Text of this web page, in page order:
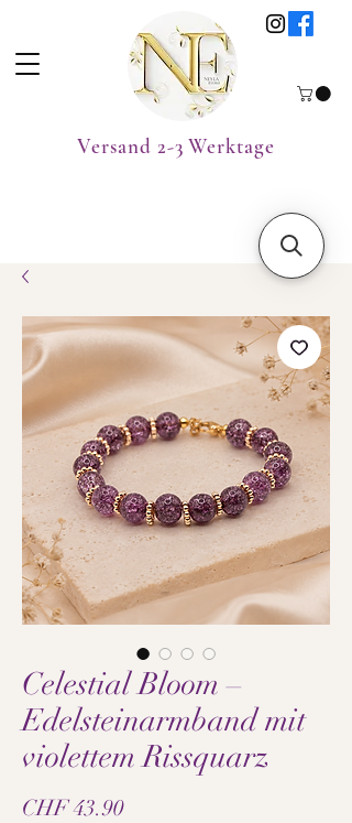
Versand 2-3 Werktage
Celestial Bloom –
Edelsteinarmband mit
violettem Rissquarz
CHF 43.90Preis